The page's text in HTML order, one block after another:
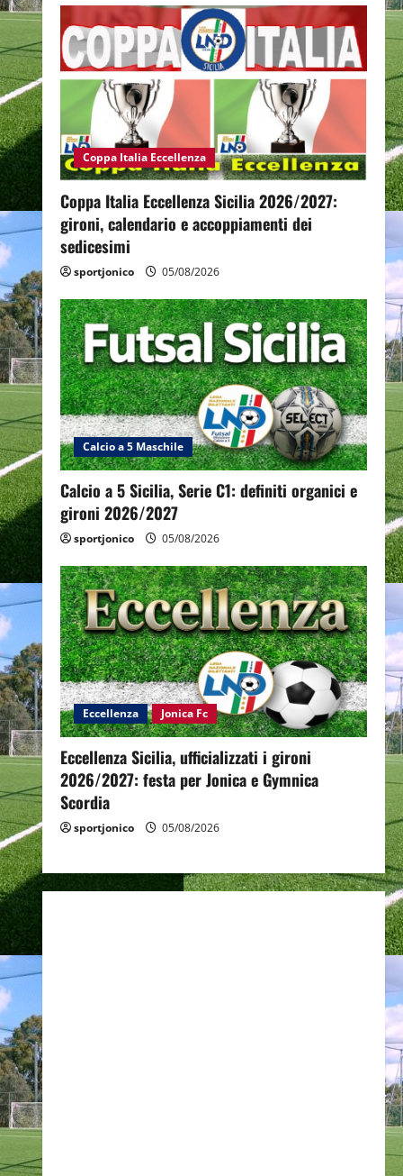
Coppa Italia Eccellenza
Coppa Italia Eccellenza Sicilia 2026/2027:
gironi, calendario e accoppiamenti dei
sedicesimi
sportjonico 05/08/2026
Calcio a 5 Maschile
Calcio a 5 Sicilia, Serie C1: definiti organici e
gironi 2026/2027
sportjonico 05/08/2026
Eccellenza Jonica Fc
Eccellenza Sicilia, ufficializzati i gironi
2026/2027: festa per Jonica e Gymnica
Scordia
sportjonico 05/08/2026